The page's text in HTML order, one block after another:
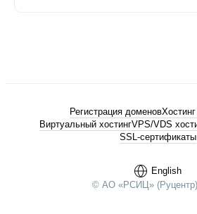
English
© АО «РСИЦ»
Регистрация доменов
Виртуальный хостингVPS/VDS
SSL-сертификаты